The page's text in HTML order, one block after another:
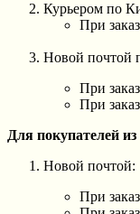
Курьером по
При
Новой почтой
При
При
Для покупателей
Новой почтой:
При